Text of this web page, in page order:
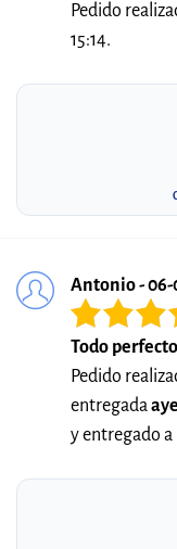
Pedido
15:14.
Antonio - 06-
Todo perfecto
Pedido
entregada
y entregado a